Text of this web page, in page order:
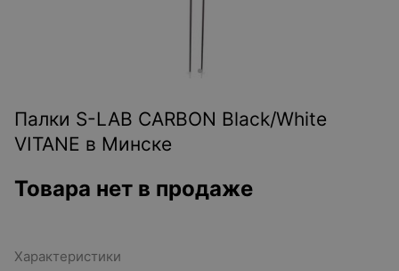
Палки S-LAB CARBON Black/White
VITANE в Минске
Товара нет в продаже
Характеристики